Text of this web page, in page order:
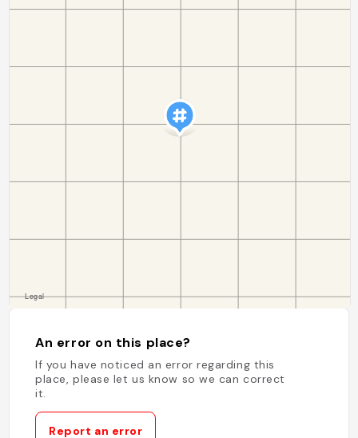
An error on this place?
If you have noticed an error regarding this
place, please let us know so we can correct
it.
Report an error